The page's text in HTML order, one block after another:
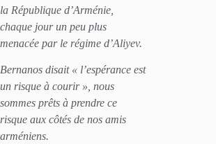
la République d’Arménie,
chaque jour un peu plus
menacée par le régime d’Aliyev.
Bernanos disait « l’espérance est
un risque à courir », nous
sommes prêts à prendre ce
risque aux côtés de nos amis
arméniens.